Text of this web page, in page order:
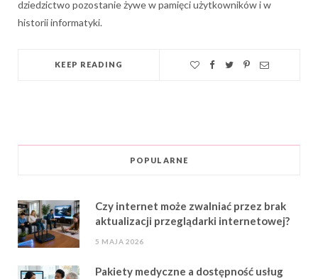
dziedzictwo pozostanie żywe w pamięci użytkowników i w
historii informatyki.
KEEP READING
POPULARNE
Czy internet może zwalniać przez brak
aktualizacji przeglądarki internetowej?
5 MAJA 2026
Pakiety medyczne a dostępność usług